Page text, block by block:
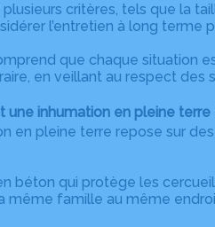
critères, tels que la
l’entretien à long terme
que chaque situation
en veillant au respect
inhumation en pleine terre
en pleine terre repose sur
béton qui protège les
même famille au même